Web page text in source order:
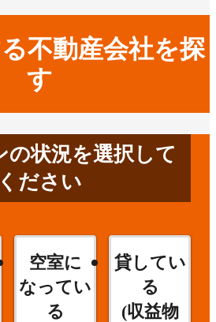
不動産会社を探
す
の状況を選択して
ください
空室に
なってい
る
貸してい
る
(収益物